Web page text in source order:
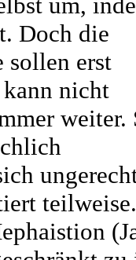
Doch die
sollen erst
nicht
weiter.